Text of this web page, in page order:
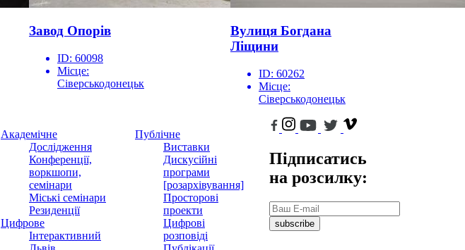
Завод Опорів
ID: 60098
Місце:
Сіверськодонецьк
Вулиця Богдана
Ліщини
ID: 60262
Місце:
Сіверськодонецьк
Академічне
Дослідження
Конференції,
воркшопи,
семінари
Міські семінари
Резиденції
Цифрове
Інтерактивний
Публічне
Виставки
Дискусійні
програми
[розархівування]
Просторові
проекти
Цифрові
розповіді
Підписатись
на розсилку:
subscribe